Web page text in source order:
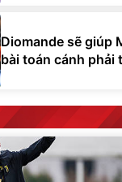
Diomande sẽ giúp
bài toán cánh phải